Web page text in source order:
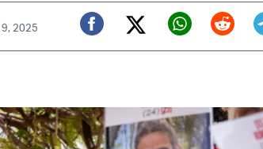
2025
Facebook
Twitter (X)